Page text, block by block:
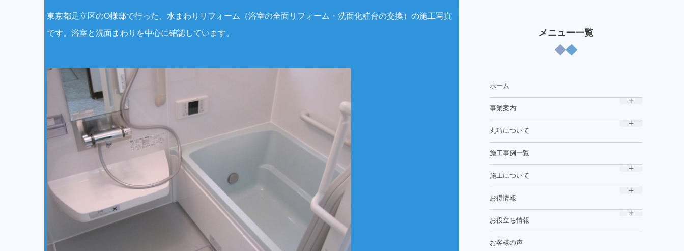
東京都足立区のO様邸で行った、水まわりリフォーム（浴室の全面リフォーム・洗面化粧台の交換）の施工写真
です。浴室と洗面まわりを中心に確認しています。
メニュー一覧
ホーム
事業案内
丸巧について
施工事例一覧
施工について
お得情報
お役立ち情報
お客様の声